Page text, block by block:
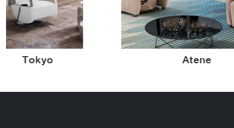
Tokyo Atene